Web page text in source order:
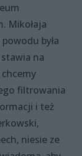
Mikołaja
była
na
filtrowania
i też
niesie ze